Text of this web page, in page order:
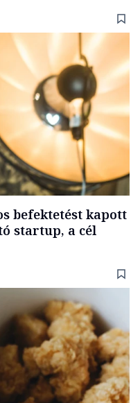
befektetést kapott
startup, a cél